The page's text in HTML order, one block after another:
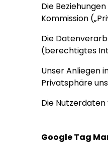
Die
Kommission
Die
(berechtigtes
Unser Anliegen
Privatsphäre
Die
Google Tag